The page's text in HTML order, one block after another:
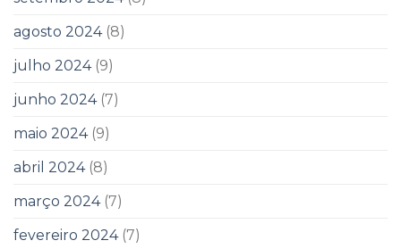
agosto 2024(8)
julho 2024(9)
junho 2024(7)
maio 2024(9)
abril 2024(8)
março 2024(7)
fevereiro 2024(7)